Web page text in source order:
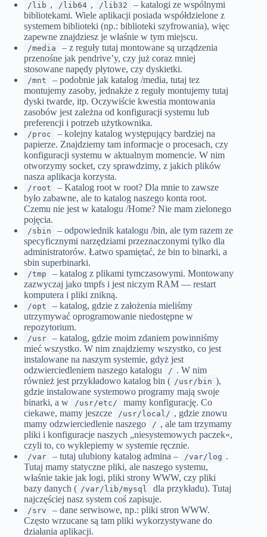
/lib , /lib64 , /lib32
– katalogi ze wspólnymi
bibliotekami. Wiele aplikacji posiada współdzielone z
systemem biblioteki (np.: biblioteki szyfrowania), więc
zapewne znajdziesz je właśnie w tym miejscu.
/media
– z reguły tutaj montowane są urządzenia
przenośne jak pendrive’y, czy już coraz mniej
stosowane napędy płytowe, czy dyskietki.
/mnt
– podobnie jak katalog /media, tutaj tez
montujemy zasoby, jednakże z reguły montujemy tutaj
dyski twarde, itp. Oczywiście kwestia montowania
zasobów jest zależna od konfiguracji systemu lub
preferencji i potrzeb użytkownika.
/proc
– kolejny katalog występujący bardziej na
papierze. Znajdziemy tam informacje o procesach, czy
konfiguracji systemu w aktualnym momencie. W nim
otworzymy socket, czy sprawdzimy, z jakich plików
nasza aplikacja korzysta.
/root
– Katalog root w root? Dla mnie to zawsze
było zabawne, ale to katalog naszego konta root.
Czemu nie jest w katalogu /Home? Nie mam zielonego
pojęcia.
/sbin
– odpowiednik katalogu /bin, ale tym razem ze
specyficznymi narzędziami przeznaczonymi tylko dla
administratorów. Łatwo spamiętać, że bin to binarki, a
sbin superbinarki.
/tmp
– katalog z plikami tymczasowymi. Montowany
zazwyczaj jako tmpfs i jest niczym RAM — restart
komputera i pliki znikną.
/opt
– katalog, gdzie z założenia mieliśmy
utrzymywać oprogramowanie niedostępne w
repozytorium.
/usr
– katalog, gdzie moim zdaniem powinniśmy
mieć wszystko. W nim znajdziemy wszystko, co jest
instalowane na naszym systemie, gdyż jest
odzwierciedleniem naszego katalogu
/ . W nim
również jest przykładowo katalog bin ( /usr/bin ),
gdzie instalowane systemowo programy mają swoje
binarki, a w
/usr/etc/
mamy konfigurację. Co
ciekawe, mamy jeszcze
/usr/local/ , gdzie znowu
mamy odzwierciedlenie naszego
/ , ale tam trzymamy
pliki i konfiguracje naszych „niesystemowych paczek«,
czyli to, co wyklepiemy w systemie ręcznie.
/var – tutaj ulubiony katalog admina – /var/log .
Tutaj mamy statyczne pliki, ale naszego systemu,
właśnie takie jak logi, pliki strony WWW, czy pliki
bazy danych ( /var/lib/mysql
dla przykładu). Tutaj
najczęściej nasz system coś zapisuje.
/srv
– dane serwisowe, np.: pliki stron WWW.
Często wrzucane są tam pliki wykorzystywane do
działania aplikacji.